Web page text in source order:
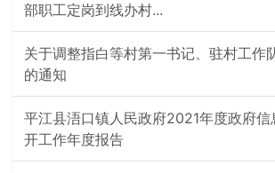
部职工定岗到线办村...
关于调整指白等村第一书记、驻村工作
的通知
平江县浯口镇人民政府2021年度政府信
开工作年度报告